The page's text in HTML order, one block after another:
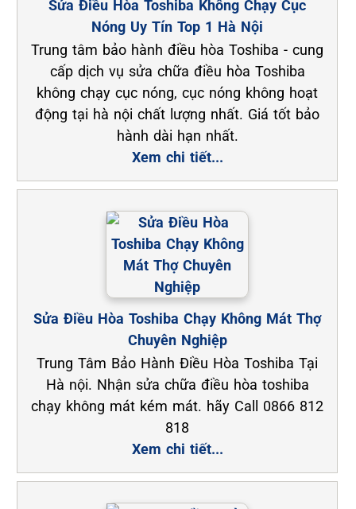
Sửa Điều Hòa Toshiba Không Chạy Cục
Nóng Uy Tín Top 1 Hà Nội
Trung tâm bảo hành điều hòa Toshiba - cung
cấp dịch vụ sửa chữa điều hòa Toshiba
không chạy cục nóng, cục nóng không hoạt
động tại hà nội chất lượng nhất. Giá tốt bảo
hành dài hạn nhất.
Xem chi tiết...
Sửa Điều Hòa Toshiba Chạy Không Mát Thợ
Chuyên Nghiệp
Trung Tâm Bảo Hành Điều Hòa Toshiba Tại
Hà nội. Nhận sửa chữa điều hòa toshiba
chạy không mát kém mát. hãy Call 0866 812
818
Xem chi tiết...